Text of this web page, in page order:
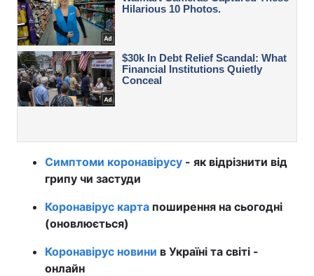
Симптоми коронавірусу - як відрізнити від
грипу чи застуди
Коронавірус карта поширення на сьогодні
(оновлюється)
Коронавірус новини в Україні та світі -
онлайн